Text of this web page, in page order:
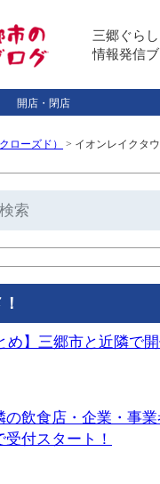
三郷ぐら
情報発信
開店・閉店
ローズド） > イオンレイクタ
め】三郷市と近隣で
の飲食店・企業・事
付スタート！